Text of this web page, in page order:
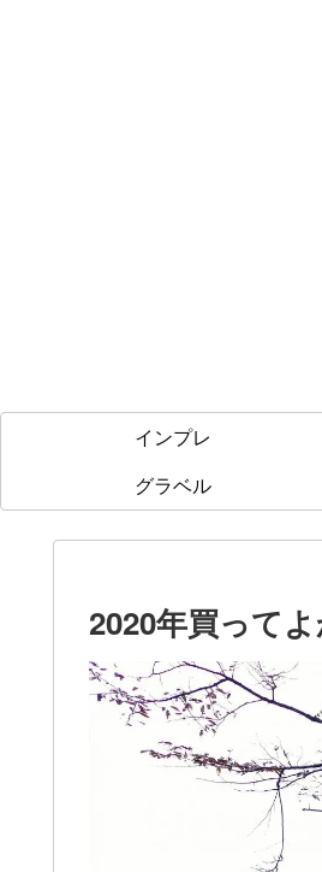
インプレ
グラベル
2020年買って